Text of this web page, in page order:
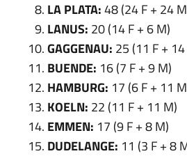
LA PLATA:48 (24 F + 24
LANUS: 20 (14 F + 6 M)
GAGGENAU: 25 (11 F +
BUENDE: 16 (7 F + 9 M)
HAMBURG: 17 (6 F + 11
KOELN: 22 (11 F + 11 M)
EMMEN: 17 (9 F + 8 M)
DUDELANGE: 11 (3 F + 8